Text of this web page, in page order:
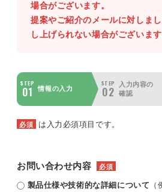
場合がございます。
提案やご紹介のメールに対しま
し上げられない場合がございます
STEP
01 情報の入力
STEP
02
入力内容の
確認
必須 は入力必須項目です。
お問い合わせ内容 必須
製品仕様や技術的な詳細について